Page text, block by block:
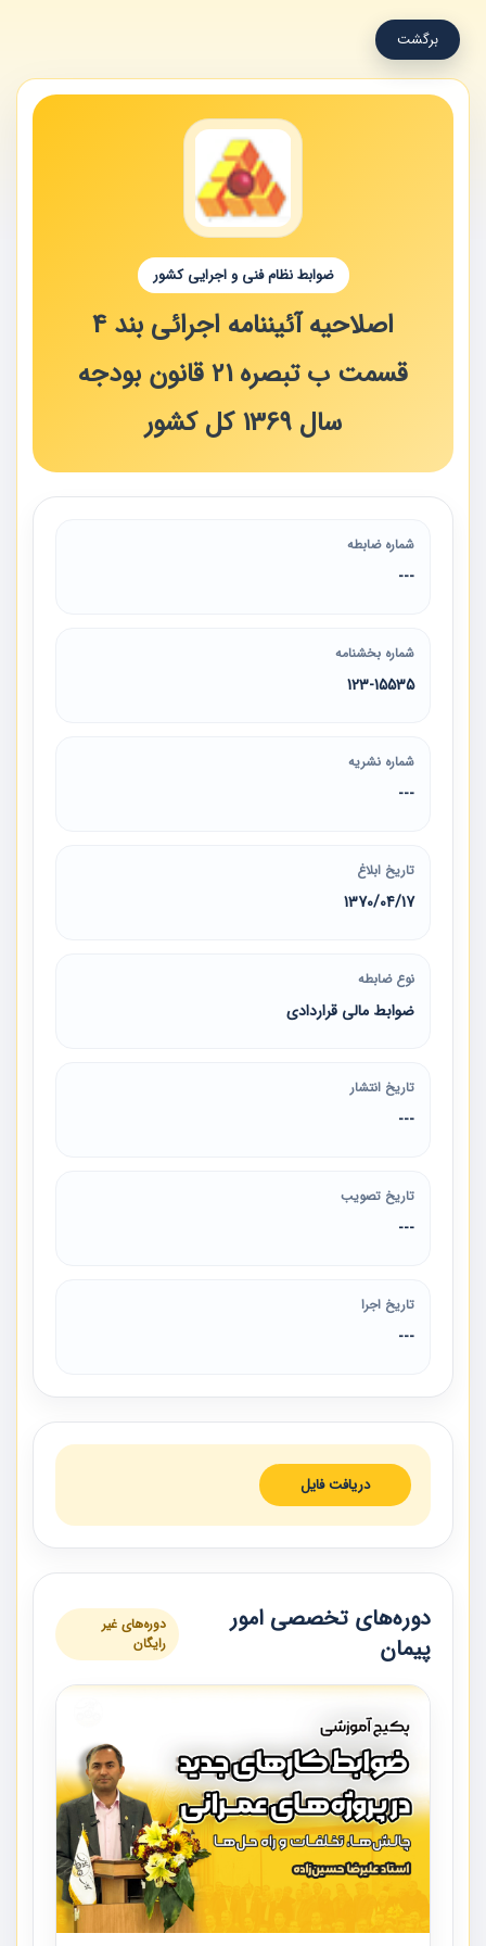
برگشت
ضوابط نظام فنی و اجرایی کشور
اصلاحیه آئیننامه اجرائی بند 4
قسمت ب تبصره 21 قانون بودجه
سال 1369 کل کشور
شماره ضابطه
---
شماره بخشنامه
123-15535
شماره نشریه
---
تاریخ ابلاغ
1370/04/17
نوع ضابطه
ضوابط مالی قراردادی
تاریخ انتشار
---
تاریخ تصویب
---
تاریخ اجرا
---
دریافت فایل
دوره‌های تخصصی امور
پیمان
دوره‌های غیر
رایگان